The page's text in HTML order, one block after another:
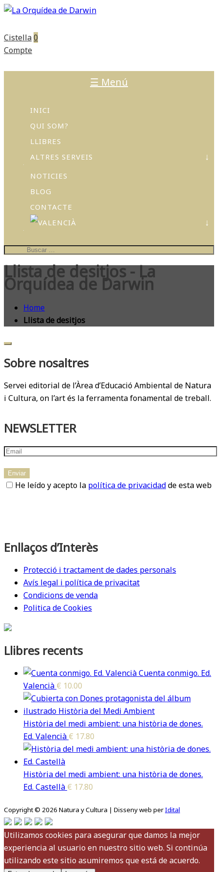
Cistella0
Compte
☰ Menú
INICI
QUI SOM?
LLIBRES
ALTRES SERVEIS
ACTIVITATS
TALLERS
CONTES
PERSONALIZATS
IL·LUSTRA
TEU
COL·LE
NOTICIES
BLOG
CONTACTE
Llista de desitjos - La
Orquídea de Darwin
Home
Llista de desitjos
Sobre nosaltres
Servei editorial de l’Àrea d’Educació Ambiental de Natura
i Cultura, on l’art és la ferramenta fonamental de treball.
NEWSLETTER
He leído y acepto la política de privacidadde esta web
Enllaços d’Interès
Protecció i tractament de dades personals
Avís legal i política de privacitat
Condicions de venda
Politica de Cookies
Llibres recents
Cuenta conmigo. Ed.
Valencià € 10.00
Història del medi ambient: una història de dones.
Ed. Valencià € 17.80
Història del medi ambient: una història de dones.
Ed. Castellà € 17.80
Copyright © 2026 Natura y Cultura | Disseny web perIdital
Utilizamos cookies para asegurar que damos la mejor
experiencia al usuario en nuestro sitio web. Si continúa
utilizando este sitio asumiremos que está de acuerdo.